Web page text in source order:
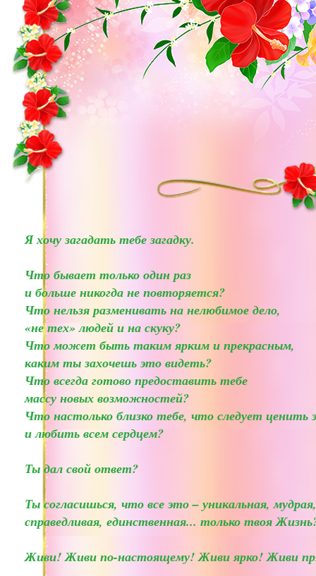
Я хочу загадать тебе загадку.
Что бывает только один раз
и больше никогда не повторяется?
Что нельзя разменивать на нелюбимое дело,
«не тех» людей и на скуку?
Что может быть таким ярким и прекрасным,
каким ты захочешь это видеть?
Что всегда готово предоставить тебе
массу новых возможностей?
Что настолько близко тебе, что следует ценить
и любить всем сердцем?
Ты дал свой ответ?
Ты согласишься, что все это – уникальная,
справедливая, единственная... только твоя
Живи! Живи по-настоящему! Живи ярко! Живи